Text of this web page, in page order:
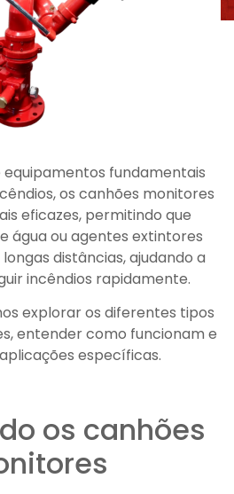
fundamentais
os canhões monitores
eficazes, permitindo que
água ou agentes extintores
distâncias, ajudando a
incêndios rapidamente.
explorar os diferentes tipos
entender como funcionam e
específicas.
os canhões